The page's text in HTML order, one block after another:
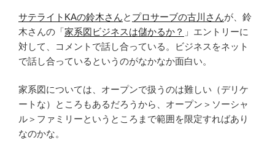
サテライトKAの鈴木さんと プロサーブの古川さんが、鈴
木さんの「家系図ビジネスは儲かるか？ 」エントリーに
対して、コメントで話し合っている。ビジネスをネット
で話し合っているというのがなかなか面白い。
家系図については、オープンで扱うのは難しい（デリケ
ートな）ところもあるだろうから、オープン＞ソーシャ
ル＞ファミリーというところまで範囲を限定すればあり
なのかな。